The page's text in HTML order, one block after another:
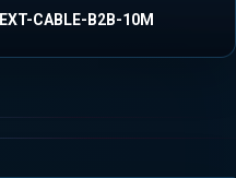
CABLE-B2B-10M